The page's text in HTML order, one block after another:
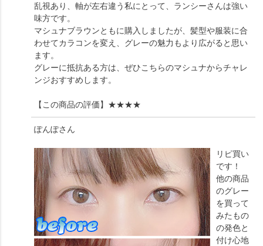
乱視あり、軸が左右違う私にとって、ランシーさんは強い
味方です。
マシュナブラウンともに購入しましたが、髪型や服装に合
わせてカラコンを変え、グレーの魅力もより広がると思い
ます。
グレーに抵抗ある方は、ぜひこちらのマシュナからチャレ
ンジおすすめします。
【この商品の評価】 ★★★★
ぽんぽさん
リピ買い
です！
他の商品
のグレー
を買って
みたもの
の発色と
付け心地